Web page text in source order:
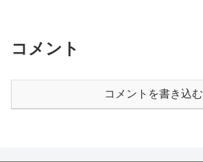
コメント
コメントを書き込む